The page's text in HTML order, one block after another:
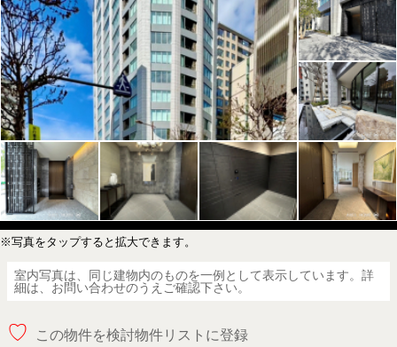
※写真をタップすると拡大できます。
室内写真は、同じ建物内のものを一例として表示しています。詳
細は、お問い合わせのうえご確認下さい。
♡ この物件を検討物件リストに登録